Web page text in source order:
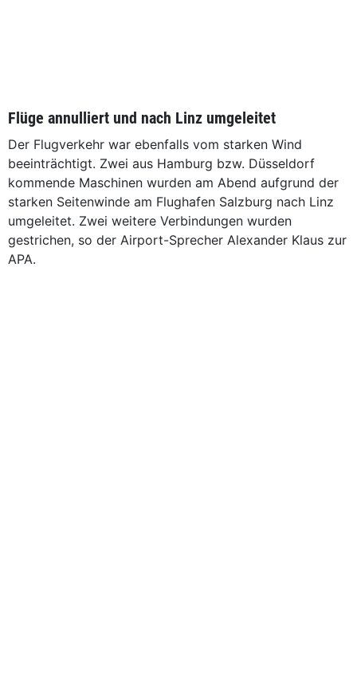
Flüge annulliert und nach Linz umgeleitet
Der Flugverkehr war ebenfalls vom starken Wind
beeinträchtigt. Zwei aus Hamburg bzw. Düsseldorf
kommende Maschinen wurden am Abend aufgrund der
starken Seitenwinde am Flughafen Salzburg nach Linz
umgeleitet. Zwei weitere Verbindungen wurden
gestrichen, so der Airport-Sprecher Alexander Klaus zur
APA.